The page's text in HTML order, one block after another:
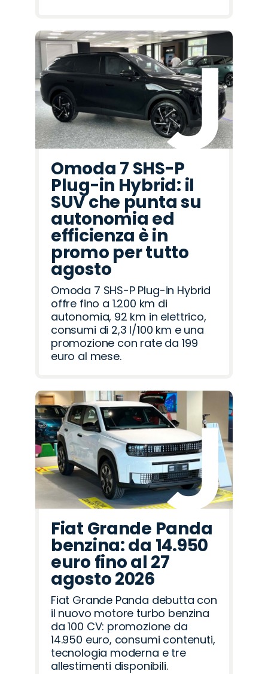
Omoda 7 SHS-P
Plug-in Hybrid: il
SUV che punta su
autonomia ed
efficienza è in
promo per tutto
agosto
Omoda 7 SHS-P Plug-in Hybrid
offre fino a 1.200 km di
autonomia, 92 km in elettrico,
consumi di 2,3 l/100 km e una
promozione con rate da 199
euro al mese.
Fiat Grande Panda
benzina: da 14.950
euro fino al 27
agosto 2026
Fiat Grande Panda debutta con
il nuovo motore turbo benzina
da 100 CV: promozione da
14.950 euro, consumi contenuti,
tecnologia moderna e tre
allestimenti disponibili.